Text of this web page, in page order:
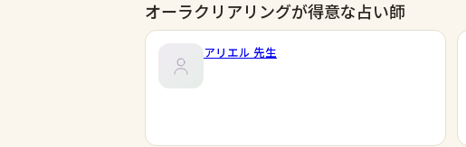
オーラクリアリングが得意な占い師
アリエル 先生